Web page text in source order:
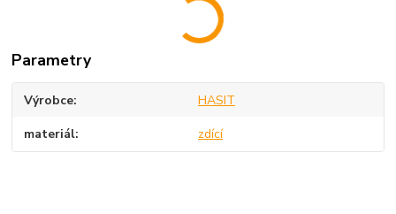
Parametry
Výrobce HASIT
materiál zdící